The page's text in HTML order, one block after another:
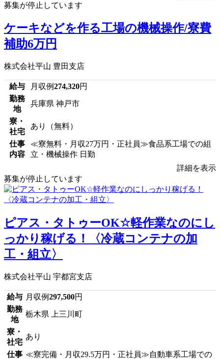
募集が停止しています
ケーキなどを作る工場の機械操作/寮費
補助6万円
株式会社平山 豊田支店
給与 月収例274,320円
勤務
地
兵庫県 神戸市
寮・
社宅
あり（無料）
仕事
内容
≪寮無料・月収27万円・正社員≫食品系工場での組
立・機械操作 日勤
詳細を表示
募集が停止しています
ピアス・タトゥーOK☆軽作業なのにし
っかり稼げる！〈冷蔵コンテナの加
工・組立〉
株式会社平山 宇都宮支店
給与 月収例297,500円
勤務
地
栃木県 上三川町
寮・
社宅
あり
仕事 ≪寮完備・月収29.5万円・正社員≫自動車系工場での